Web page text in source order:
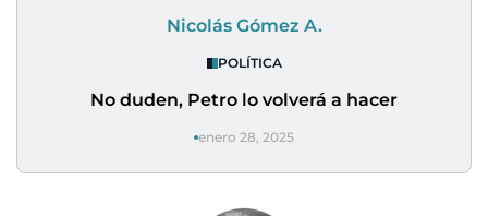
Nicolás Gómez A.
POLÍTICA
No duden, Petro lo volverá a hacer
enero 28, 2025